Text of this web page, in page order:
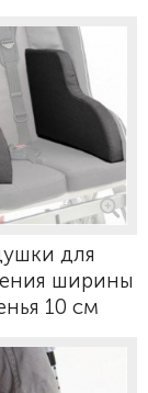
для
ширины
10 см